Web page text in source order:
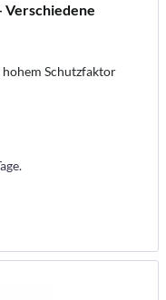
Verschiedene
Schutzfaktor